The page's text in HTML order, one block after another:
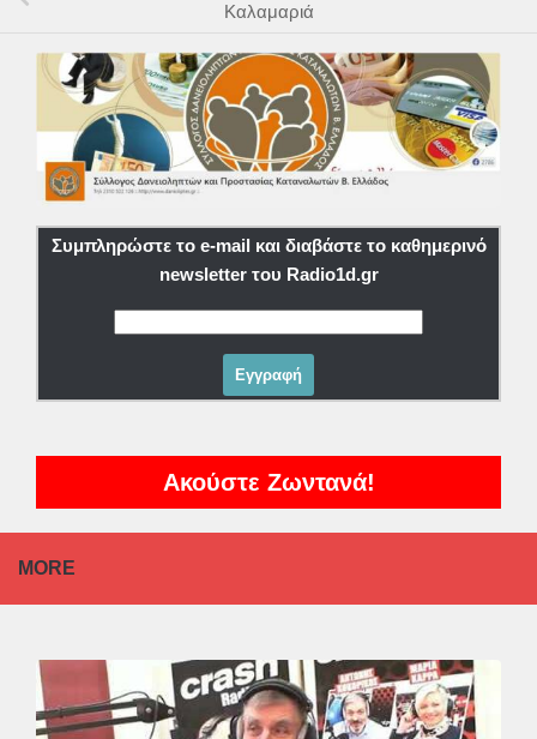
Καλαμαριά
Συμπληρώστε το e-mail και διαβάστε το καθημερινό
newsletter του Radio1d.gr
Ακούστε Ζωντανά!
MORE